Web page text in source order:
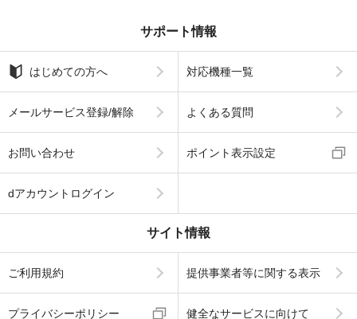
サポート情報
はじめての方へ 対応機種一覧
メールサービス登録/解除 よくある質問
お問い合わせ ポイント表示設定
dアカウントログイン
サイト情報
ご利用規約 提供事業者等に関する表示
プライバシーポリシー 健全なサービスに向けて